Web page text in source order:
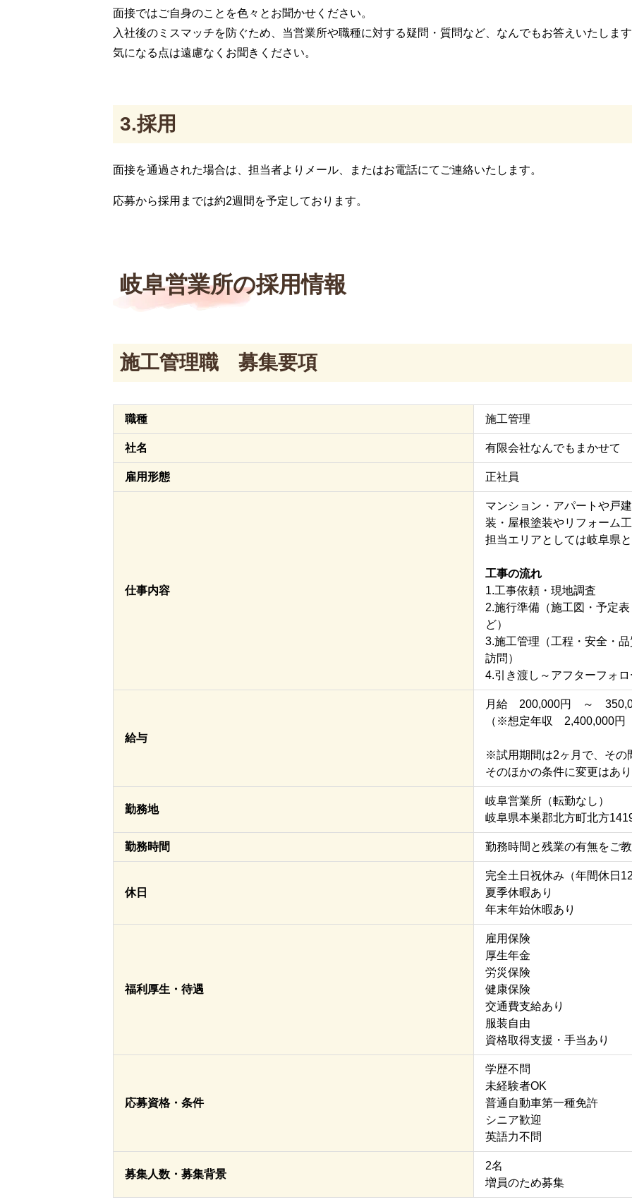
面接ではご自身のことを色々とお聞かせください。
入社後のミスマッチを防ぐため、当営業所や職種に対する疑問・質問など、なんでもお答えいたしま
気になる点は遠慮なくお聞きください。
3.採用
面接を通過された場合は、担当者よりメール、またはお電話にてご連絡いたします。
応募から採用までは約2週間を予定しております。
岐阜営業所の採用情報
施工管理職 募集要項
職種 施工管理
社名 有限会社なんでもまかせて
雇用形態 正社員
仕事内容
マンション・アパートや戸
装・屋根塗装やリフォーム
担当エリアとしては岐阜県
工事の流れ
1.工事依頼・現地調査
2.施行準備（施工図・予定
ど）
3.施工管理（工程・安全・
訪問）
4.引き渡し～アフターフォロ
給与
月給 200,000円 ～
（※想定年収 2,400,000
※試用期間は2ヶ月で、その
そのほかの条件に変更はあ
勤務地
岐阜営業所（転勤なし）
岐阜県本巣郡北方町北方
勤務時間 勤務時間と残業の有無をご
休日
完全土日祝休み（年間休日
夏季休暇あり
年末年始休暇あり
福利厚生・待遇
雇用保険
厚生年金
労災保険
健康保険
交通費支給あり
服装自由
資格取得支援・手当あり
応募資格・条件
学歴不問
未経験者OK
普通自動車第一種免許
シニア歓迎
英語力不問
募集人数・募集背景
2名
増員のため募集